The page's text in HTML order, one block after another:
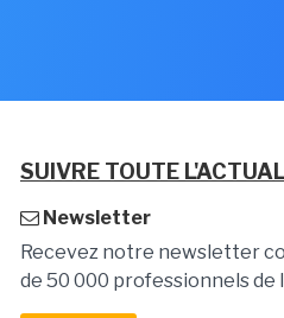
SUIVRE TOUTE
Newsletter
Recevez notre newsletter
de 50 000 professionnels de